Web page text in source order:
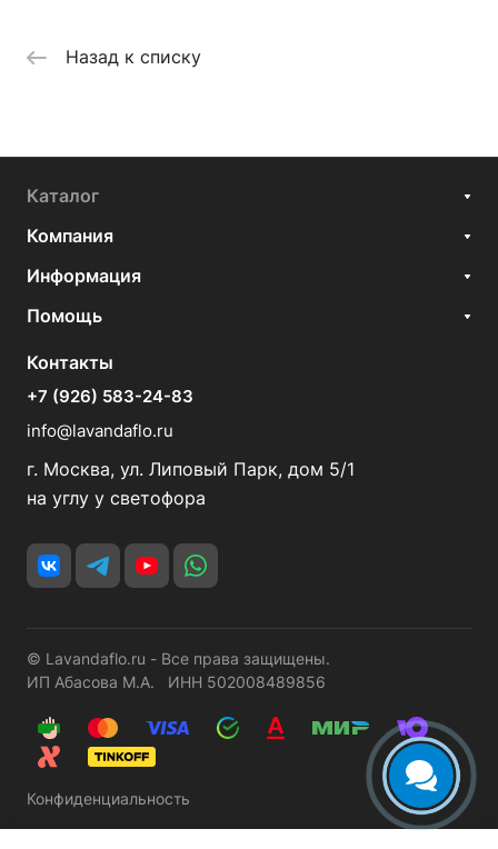
Назад к списку
Каталог
Компания
Информация
Помощь
Контакты
+7 (926) 583-24-83
info@lavandaflo.ru
г. Москва, ул. Липовый Парк, дом 5/1
на углу у светофора
© Lavandaflo.ru - Все права защищены.
ИП Абасова М.А. ИНН 502008489856
Конфиденциальность